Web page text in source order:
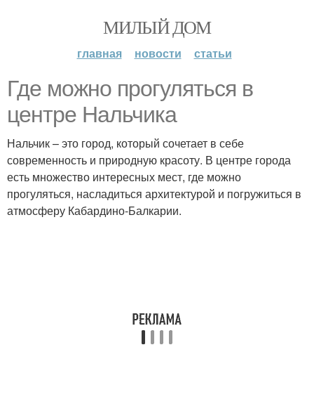
МИЛЫЙ ДОМ
главная новости статьи
Где можно прогуляться в
центре Нальчика
Нальчик – это город, который сочетает в себе
современность и природную красоту. В центре города
есть множество интересных мест, где можно
прогуляться, насладиться архитектурой и погружиться в
атмосферу Кабардино-Балкарии.